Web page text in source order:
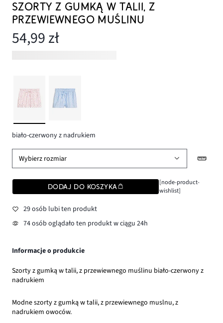
SZORTY Z GUMKĄ W TALII, Z
PRZEWIEWNEGO MUŚLINU
54,99 zł
biało-czerwony z nadrukiem
Wybierz rozmiar
DODAJ DO KOSZYKA
[node-product-
wishlist]
29 osób lubi ten produkt
74 osób oglądało ten produkt w ciągu 24h
Informacje o produkcie
Szorty z gumką w talii, z przewiewnego muślinu biało-czerwony z
nadrukiem
Modne szorty z gumką w talii, z przewiewnego muslnu, z
nadrukiem owoców.